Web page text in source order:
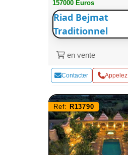
157000 Euros
Riad Bejmat
Traditionnel
en vente
Contacter Appelez
Ref: R13790